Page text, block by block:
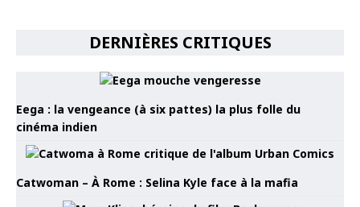
DERNIÈRES CRITIQUES
Eega : la vengeance (à six pattes) la plus folle du
cinéma indien
Catwoman – À Rome : Selina Kyle face à la mafia